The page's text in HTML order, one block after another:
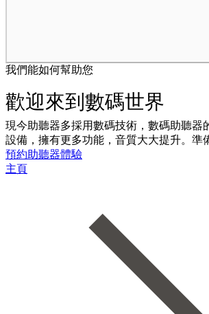
我們能如何幫助您
歡迎來到數碼世界
現今助聽器多採用數碼技術， 數碼助聽器
設備，擁有更多功能，音質大大提升。準
預約助聽器體驗
主頁